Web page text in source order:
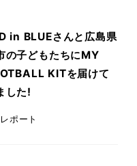
in BLUEさんと広島県
の子どもたちにMY
KITを届けて
した!
レポート